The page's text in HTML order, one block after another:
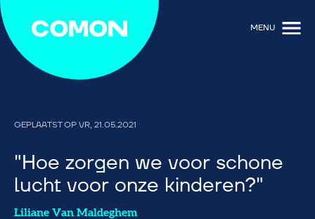
MENU
GEPLAATST OPVR, 21.05.2021
Hoe zorgen we voor schone
lucht voor onze kinderen?
Liliane Van Maldeghem